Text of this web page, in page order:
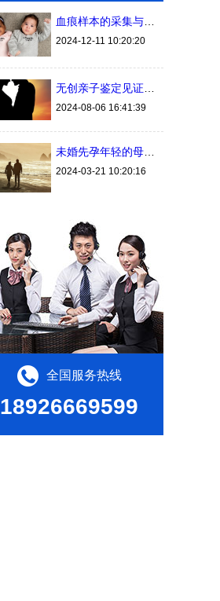
血痕样本的采集与保存用于清远亲子鉴定
2024-12-11 10:20:20
无创亲子鉴定见证真爱重生，小强与小敏共筑幸福未来
2024-08-06 16:41:39
未婚先孕年轻的母亲，生下孩子一走了之，鉴定后才发现...
2024-03-21 10:20:16
全国服务热线
18926669599